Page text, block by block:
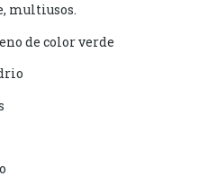
multiusos.
de color verde